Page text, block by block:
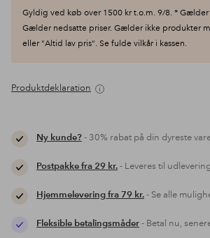
Gyldig ved køb over 1500 kr t.o.m. 9/8. *
Gælder nedsatte priser. Gælder ikke produkter
eller "Altid lav pris". Se fulde vilkår i kassen.
Produktdeklaration
Ny kunde?- 30% rabat på din dyreste
Postpakke fra 29 kr.- Leveres til
Hjemmelevering fra 79 kr.- Se alle
Fleksible betalingsmåder- Betal nu,